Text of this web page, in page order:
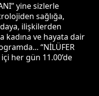
yine sizlerle
sağlığa,
ilişkilerden
kadına ve hayata dair
“NİLÜFER
her gün 11.00’de